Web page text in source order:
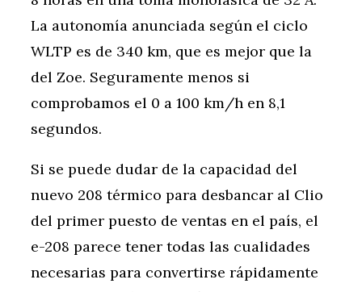
La autonomía anunciada según el ciclo
WLTP es de 340 km, que es mejor que la
del Zoe. Seguramente menos si
comprobamos el 0 a 100 km/h en 8,1
segundos.
Si se puede dudar de la capacidad del
nuevo 208 térmico para desbancar al Clio
del primer puesto de ventas en el país, el
e-208 parece tener todas las cualidades
necesarias para convertirse rápidamente